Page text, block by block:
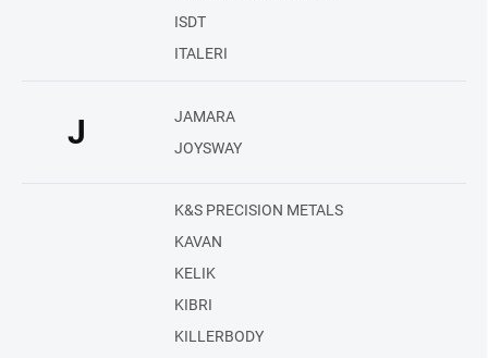
ISDT
ITALERI
J
JAMARA
JOYSWAY
K&S PRECISION METALS
KAVAN
KELIK
KIBRI
KILLERBODY